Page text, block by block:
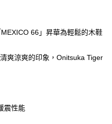
免運費
運費
66」昇華為輕鬆的木鞋
爽涼爽的印象，Onitsuka Tiger
震性能